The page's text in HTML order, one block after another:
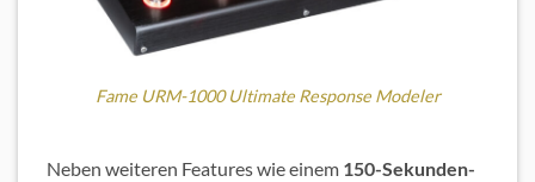
Fame URM-1000 Ultimate Response Modeler
Neben weiteren Features wie einem 150-Sekunden-